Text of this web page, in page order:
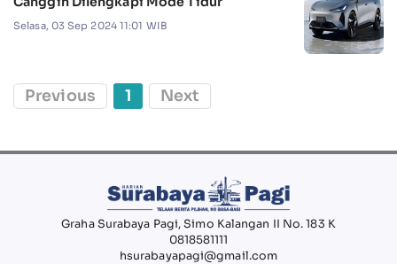
Selasa, 03 Sep 2024 11:01 WIB
Previous 1 Next
Graha Surabaya Pagi, Simo Kalangan II No. 183 K
0818581111
hsurabayapagi@gmail.com